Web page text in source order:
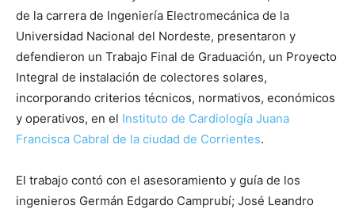
de la carrera de Ingeniería Electromecánica de la
Universidad Nacional del Nordeste, presentaron y
defendieron un Trabajo Final de Graduación, un Proyecto
Integral de instalación de colectores solares,
incorporando criterios técnicos, normativos, económicos
y operativos, en el Instituto de Cardiología Juana
Francisca Cabral de la ciudad de Corrientes.
El trabajo contó con el asesoramiento y guía de los
ingenieros Germán Edgardo Camprubí; José Leandro